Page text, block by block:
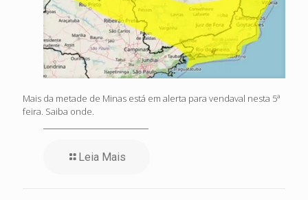
Mais da metade de Minas está em alerta para vendaval nesta 5ª
feira. Saiba onde.
Leia Mais